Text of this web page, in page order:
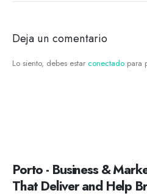
Deja un comentario
Lo siento, debes estar conectado para
Porto - Business &
That Deliver and Help